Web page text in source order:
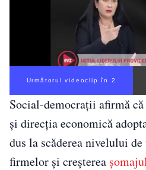
Următorul videoclip în 1
Social-democrații afirmă
și direcția economică
dus la scăderea nivelului
firmelor și creșterea